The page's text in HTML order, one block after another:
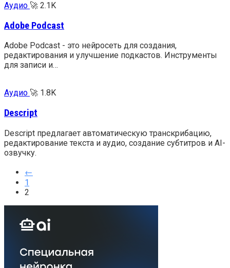
Аудио 🚀 2.1K
Adobe Podcast
Adobe Podcast - это нейросеть для создания,
редактирования и улучшение подкастов. Инструменты
для записи и…
Аудио 🚀 1.8K
Descript
Descript предлагает автоматическую транскрибацию,
редактирование текста и аудио, создание субтитров и AI-
озвучку.
←
1
2